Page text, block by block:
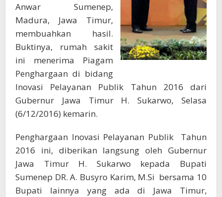
Anwar Sumenep,
Madura, Jawa Timur,
membuahkan hasil.
Buktinya, rumah sakit
ini menerima Piagam
Penghargaan di bidang
Inovasi Pelayanan Publik Tahun 2016 dari
Gubernur Jawa Timur H. Sukarwo, Selasa
(6/12/2016) kemarin.
Penghargaan Inovasi Pelayanan Publik Tahun
2016 ini, diberikan langsung oleh Gubernur
Jawa Timur H. Sukarwo kepada Bupati
Sumenep DR. A. Busyro Karim, M.Si bersama 10
Bupati lainnya yang ada di Jawa Timur,